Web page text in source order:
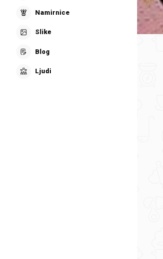
Namirnice
Slike
Blog
Ljudi